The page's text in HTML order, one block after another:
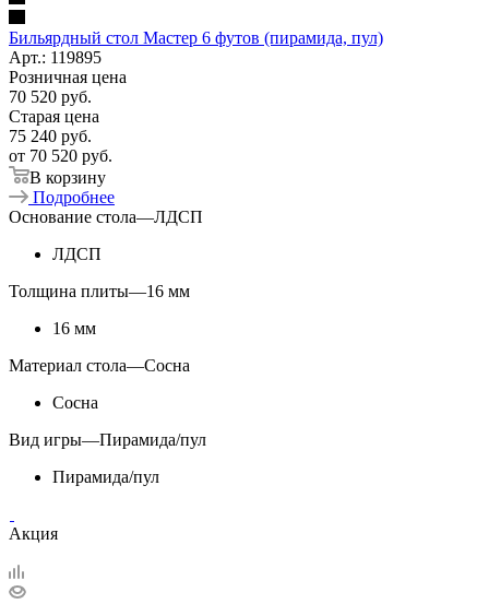
Бильярдный стол Мастер 6 футов (пирамида, пул)
Арт.: 119895
Розничная цена
70 520 руб.
Старая цена
75 240 руб.
от 70 520 руб.
В корзину
Подробнее
Основание стола—ЛДСП
ЛДСП
Толщина плиты—16 мм
16 мм
Материал стола—Сосна
Сосна
Вид игры—Пирамида/пул
Пирамида/пул
Акция